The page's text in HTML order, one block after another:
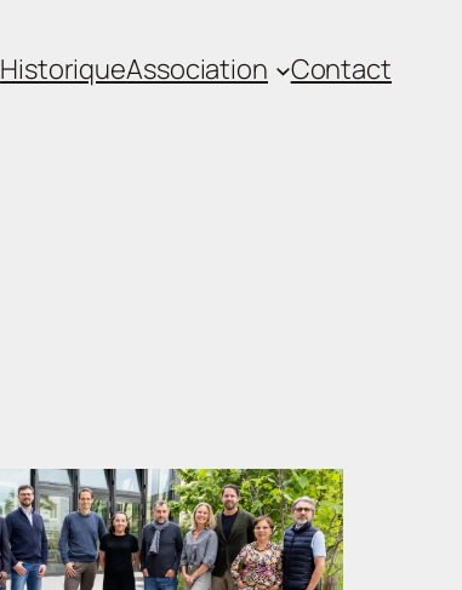
HistoriqueAssociation Contact